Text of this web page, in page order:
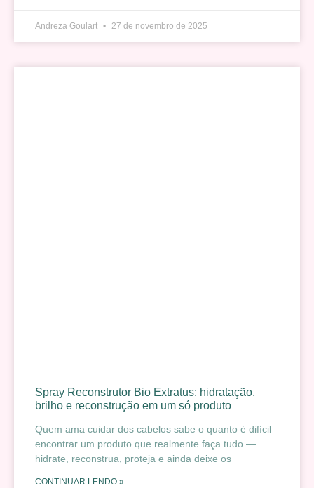
Andreza Goulart 27 de novembro de 2025
Spray Reconstrutor Bio Extratus: hidratação,
brilho e reconstrução em um só produto
Quem ama cuidar dos cabelos sabe o quanto é difícil
encontrar um produto que realmente faça tudo —
hidrate, reconstrua, proteja e ainda deixe os
CONTINUAR LENDO »